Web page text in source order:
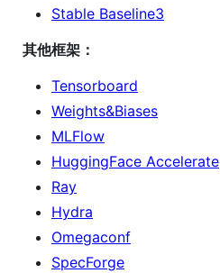
Stable Baseline3
其他框架：
Tensorboard
Weights&Biases
MLFlow
HuggingFace Accelerate
Ray
Hydra
Omegaconf
SpecForge